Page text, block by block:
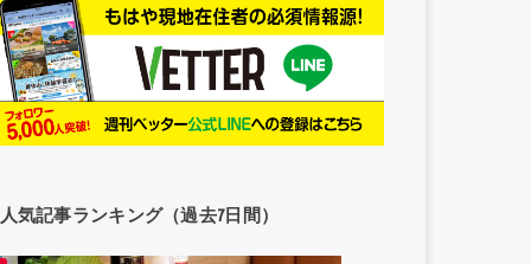
人気記事ランキング（過去7日間）